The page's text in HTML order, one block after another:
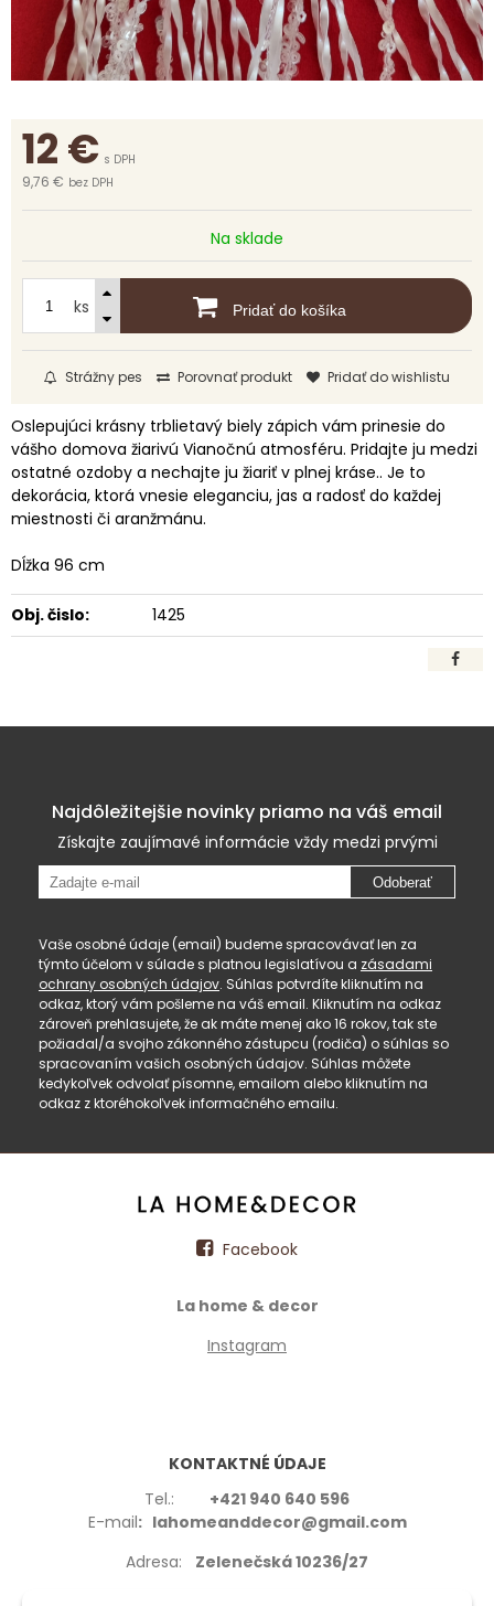
12€ s DPH
9,76 € bez DPH
Na sklade
ks Pridať do košíka
Strážny pes Porovnať produkt Pridať do wishlistu
Oslepujúci krásny trblietavý biely zápich vám prinesie do
vášho domova žiarivú Vianočnú atmosféru. Pridajte ju medzi
ostatné ozdoby a nechajte ju žiariť v plnej kráse.. Je to
dekorácia, ktorá vnesie eleganciu, jas a radosť do každej
miestnosti či aranžmánu.
Dĺžka 96 cm
Obj. čislo: 1425
Najdôležitejšie novinky priamo na váš email
Získajte zaujímavé informácie vždy medzi prvými
Odoberať
Vaše osobné údaje (email) budeme spracovávať len za
týmto účelom v súlade s platnou legislatívou a zásadami
ochrany osobných údajov. Súhlas potvrdíte kliknutím na
odkaz, ktorý vám pošleme na váš email. Kliknutím na odkaz
zároveň prehlasujete, že ak máte menej ako 16 rokov, tak ste
požiadal/a svojho zákonného zástupcu (rodiča) o súhlas so
spracovaním vašich osobných údajov. Súhlas môžete
kedykoľvek odvolať písomne, emailom alebo kliknutím na
odkaz z ktoréhokoľvek informačného emailu.
Facebook
La home & decor
Instagram
KONTAKTNÉ ÚDAJE
Tel.: +421 940 640 596
E-mail: lahomeanddecor@gmail.com
Adresa: Zelenečská 10236/27